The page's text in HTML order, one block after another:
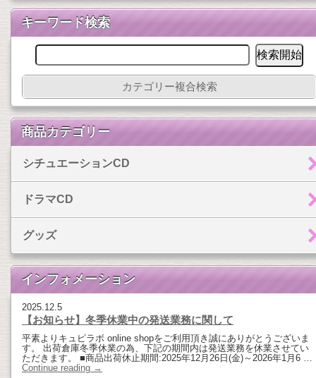
キーワード検索
カテゴリー複合検索
商品カテゴリー
シチュエーションCD
ドラマCD
グッズ
インフォメーション
2025.12.5
【お知らせ】冬季休業中の発送業務に関して
平素よりキュピラボ online shopをご利用頂き誠にありがとうございま
す。 出荷倉庫冬季休業の為、下記の期間内は発送業務を休業させてい
ただきます。 ■商品出荷休止期間:2025年12月26日(金)～2026年1月6 …
Continue reading →